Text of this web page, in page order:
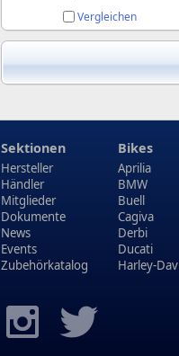
Vergleichen
Sektionen
Hersteller
Händler
Mitglieder
Dokumente
News
Events
Zubehörkatalog
Bikes
Aprilia
BMW
Buell
Cagiva
Derbi
Ducati
Harley-